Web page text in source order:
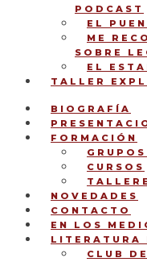
PODCAST
EL
ME
SOBRE
EL
TALLER
BIOGRAFÍA
FORMACIÓN
CURSOS
NOVEDADES
CONTACTO
EN LOS
LITERATURA
CLUB